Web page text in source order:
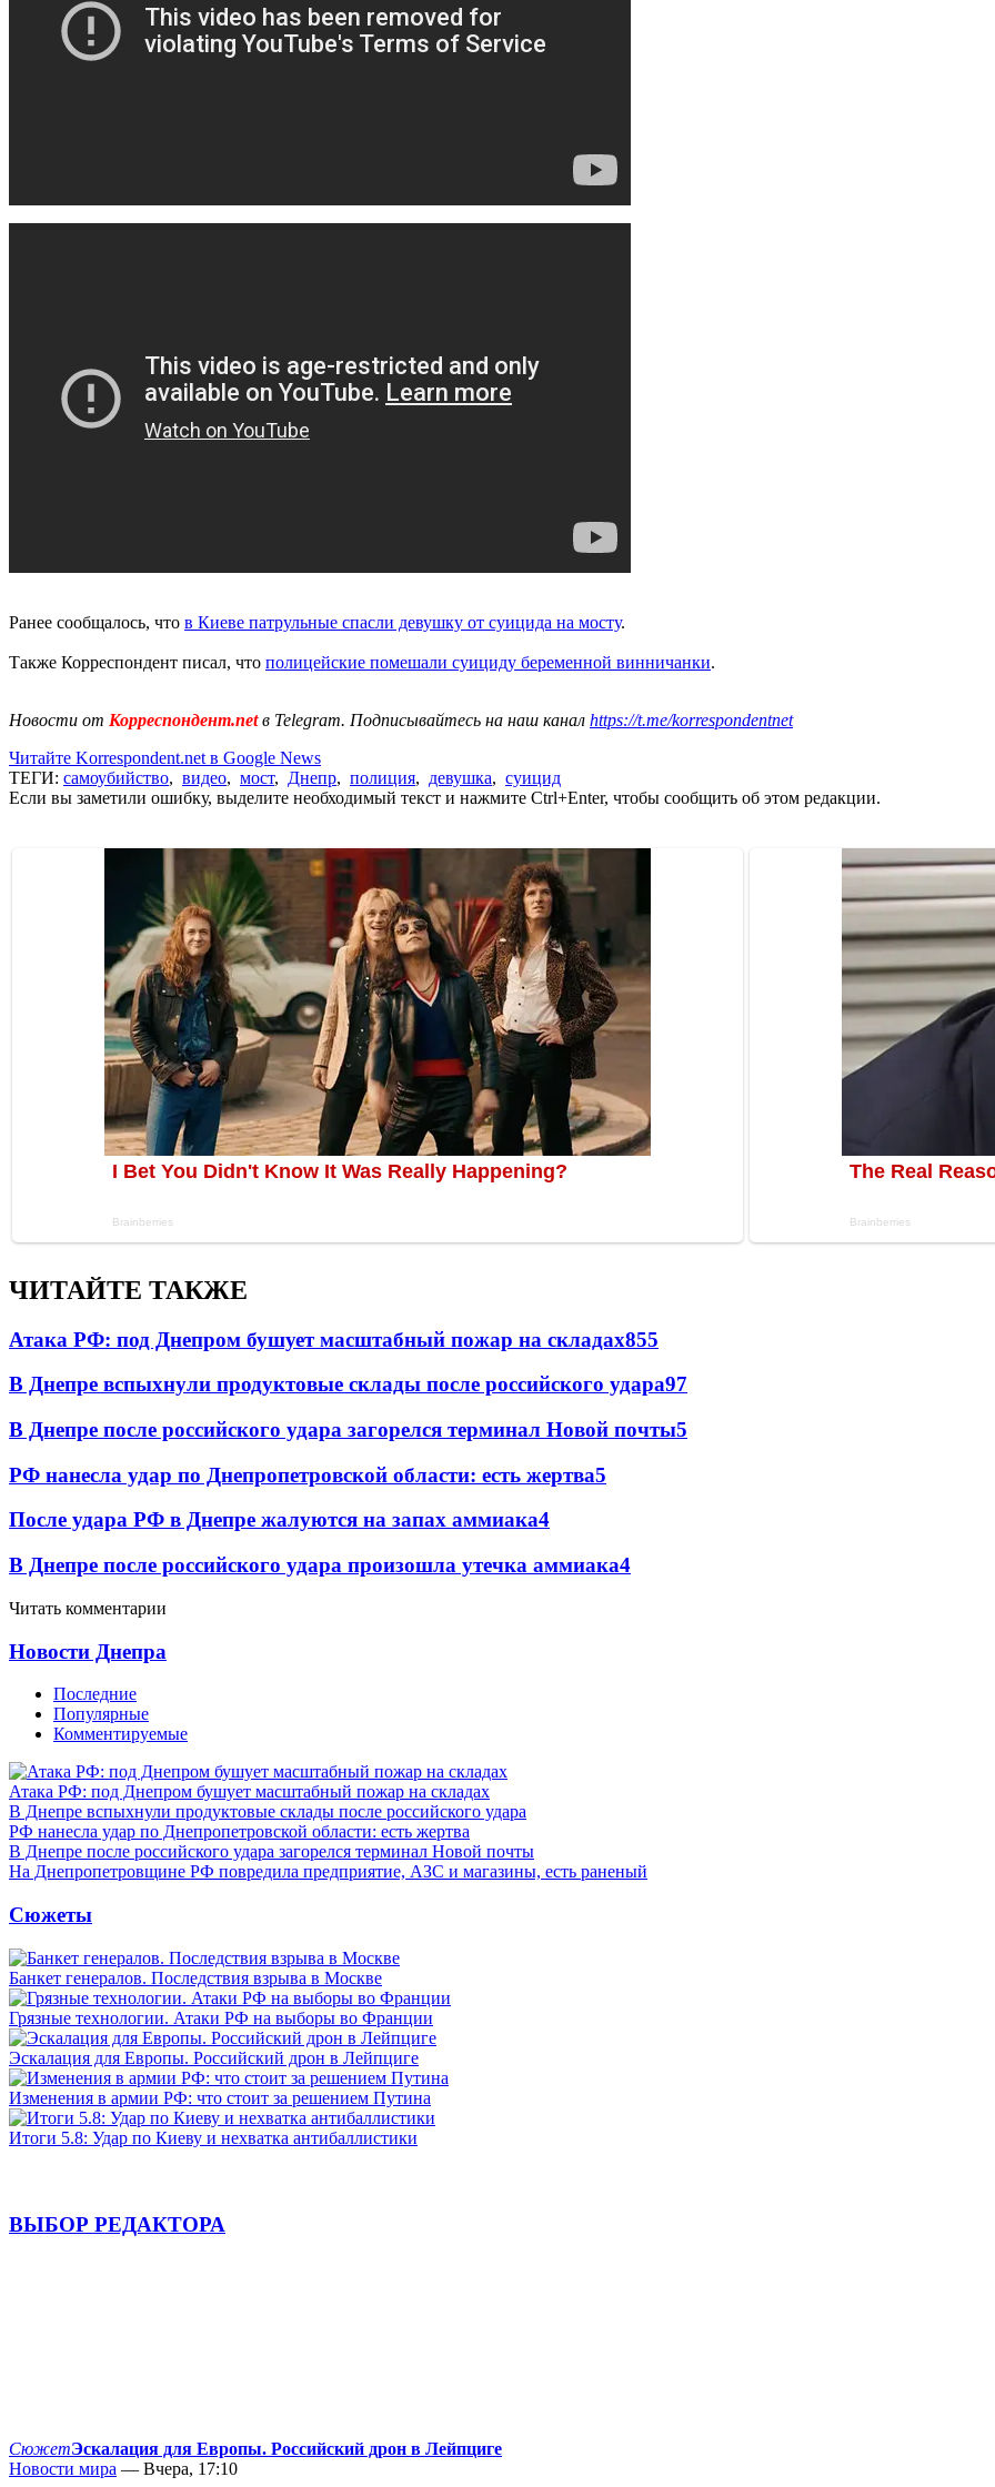
Ранее сообщалось, что в Киеве патрульные спасли девушку от суицида на мосту.
Также Корреспондент писал, что полицейские помешали суициду беременной винничанки.
Новости от Корреспондент.netв Telegram. Подписывайтесь на наш канал https://t.me/korrespondentnet
Читайте Korrespondent.net в Google News
ТЕГИ: самоубийство, видео, мост, Днепр, полиция, девушка, суицид
Если вы заметили ошибку, выделите необходимый текст и нажмите Ctrl+Enter, чтобы сообщить об этом редакции.
ЧИТАЙТЕ ТАКЖЕ
Атака РФ: под Днепром бушует масштабный пожар на складах855
В Днепре вспыхнули продуктовые склады после российского удара97
В Днепре после российского удара загорелся терминал Новой почты5
РФ нанесла удар по Днепропетровской области: есть жертва5
После удара РФ в Днепре жалуются на запах аммиака4
В Днепре после российского удара произошла утечка аммиака4
Читать комментарии
Новости Днепра
Последние
Популярные
Комментируемые
Атака РФ: под Днепром бушует масштабный пожар на складах
В Днепре вспыхнули продуктовые склады после российского удара
РФ нанесла удар по Днепропетровской области: есть жертва
В Днепре после российского удара загорелся терминал Новой почты
На Днепропетровщине РФ повредила предприятие, АЗС и магазины, есть раненый
Сюжеты
Банкет генералов. Последствия взрыва в Москве
Грязные технологии. Атаки РФ на выборы во Франции
Эскалация для Европы. Российский дрон в Лейпциге
Изменения в армии РФ: что стоит за решением Путина
Итоги 5.8: Удар по Киеву и нехватка антибаллистики
ВЫБОР РЕДАКТОРА
СюжетЭскалация для Европы. Российский дрон в Лейпциге
Новости мира — Вчера, 17:10